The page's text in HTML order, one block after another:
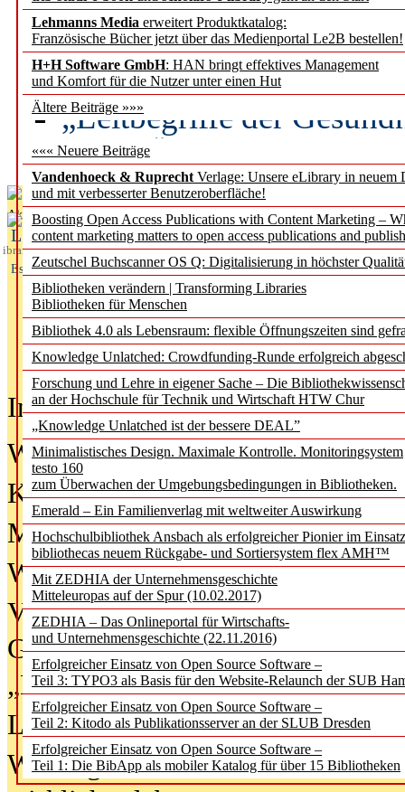
Lehmanns Media erweitert Produktkatalog:
Französische Bücher jetzt über das Medienportal Le2B bestellen!
H+H Software GmbH: HAN bringt effektives Management
und Komfort für die Nutzer unter einen Hut
Ältere Beiträge »»»
««« Neuere Beiträge
Vandenhoeck & Ruprecht Verlage: Unsere eLibrary in neuem
und mit verbesserter Benutzeroberfläche!
Boosting Open Access Publications with Content Marketing –
content marketing matters to open access publications and
Zeutschel Buchscanner OS Q: Digitalisierung in höchster
Bibliotheken verändern | Transforming Libraries
Bibliotheken für Menschen
Bibliothek 4.0 als Lebensraum: flexible Öffnungszeiten sind
Knowledge Unlatched: Crowdfunding-Runde erfolgreich
Forschung und Lehre in eigener Sache – Die
an der Hochschule für Technik und Wirtschaft HTW Chur
„Knowledge Unlatched ist der bessere DEAL”
Minimalistisches Design. Maximale Kontrolle. Monitoringsystem
testo 160
zum Überwachen der Umgebungsbedingungen in Bibliotheken.
Emerald – Ein Familienverlag mit weltweiter Auswirkung
Hochschulbibliothek Ansbach als erfolgreicher Pionier im
bibliothecas neuem Rückgabe- und Sortiersystem flex AMH™
Mit ZEDHIA der Unternehmensgeschichte
Mitteleuropas auf der Spur (10.02.2017)
ZEDHIA – Das Onlineportal für Wirtschafts-
und Unternehmensgeschichte (22.11.2016)
Erfolgreicher Einsatz von Open Source Software –
Teil 3: TYPO3 als Basis für den Website-Relaunch der SUB
Erfolgreicher Einsatz von Open Source Software –
Teil 2: Kitodo als Publikationsserver an der SLUB Dresden
Erfolgreicher Einsatz von Open Source Software –
Teil 1: Die BibApp als mobiler Katalog für über 15 Bibliotheken
Künstliche Intelligenz
besser zu verstehen
„Leitbegriffe der
des BIÖG erscheinen
Aktuelles aus
L
ibrary
Essentials
In der Ausgabe06/2026(August
Was Hochschul­bibliotheken von
Kinder in der digitalen Welt
Metadaten als Infrastruktur
Wenn Bots katalogisieren
Von Abschlusskleidern bis
Geisterjagd-Ausrüstung in der
„Library of Things“ unterwegs
Lesen als Infrastrukturaufgabe
Wie Jugendliche Social Media